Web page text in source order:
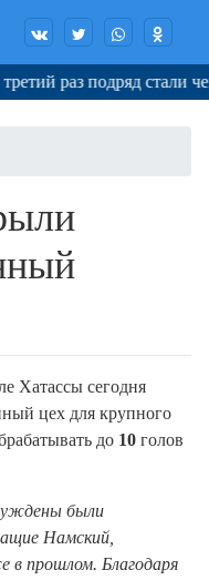
раз подряд стали
Хатассы сегодня
цех для крупного
до 10 голов
были
Намский,
в прошлом. Благодаря